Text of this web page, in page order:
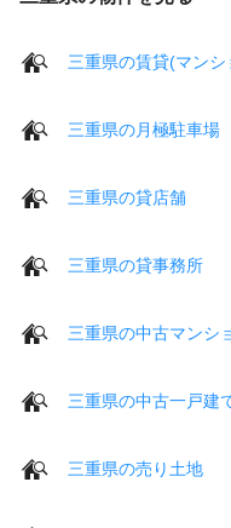
三重県の賃貸(マン
三重県の月極駐車場
三重県の貸店舗
三重県の貸事務所
三重県の中古マンシ
三重県の中古一戸建
三重県の売り土地